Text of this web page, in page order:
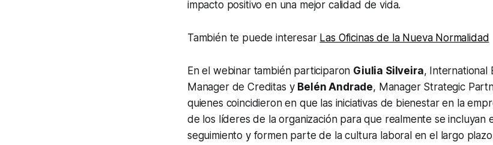
impacto positivo en una mejor calidad de vida.
También te puede interesar Las Oficinas de la Nueva Normalidad
En el webinar también participaron Giulia Silveira, International
Manager de Creditas y Belén Andrade, Manager Strategic
quienes coincidieron en que las iniciativas de bienestar en la
de los líderes de la organización para que realmente se incluyan
seguimiento y formen parte de la cultura laboral en el largo